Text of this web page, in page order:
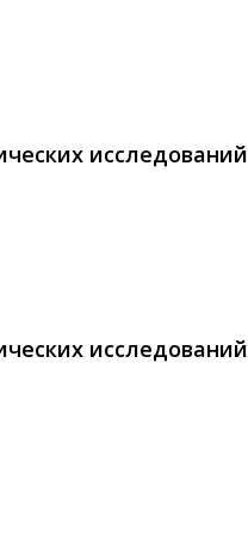
исследований
исследований